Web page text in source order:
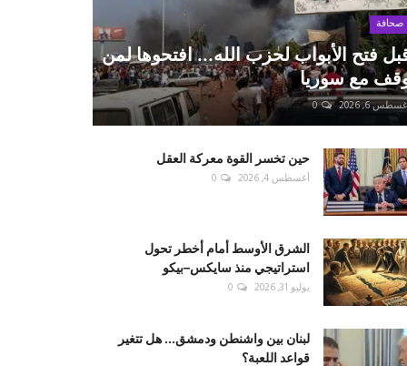
صحافة
فتح الأبواب لحزب الله... افتحوها لمن
مع سوريا
6, 2026
0
حين تخسر القوة معركة العقل
أغسطس 4, 2026 0
الشرق الأوسط أمام أخطر تحول
استراتيجي منذ سايكس–بيكو
يوليو 31, 2026 0
لبنان بين واشنطن ودمشق... هل تتغير
قواعد اللعبة؟